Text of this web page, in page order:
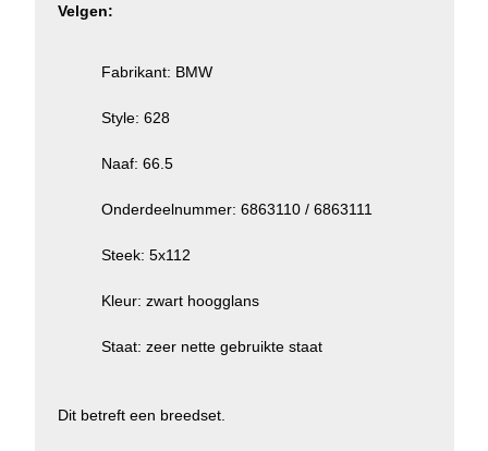
Velgen:
Fabrikant: BMW
Style: 628
Naaf: 66.5
Onderdeelnummer: 6863110 / 6863111
Steek: 5x112
Kleur: zwart hoogglans
Staat: zeer nette gebruikte staat
Dit betreft een breedset.